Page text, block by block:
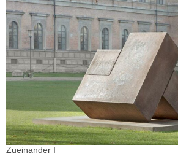
Zueinander I